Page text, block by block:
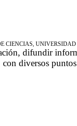
CIENCIAS,
difundir
diversos